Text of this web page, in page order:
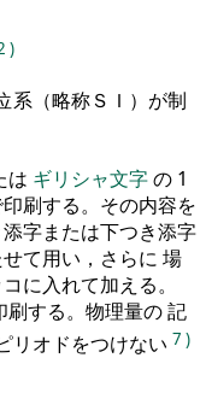
)
系（略称ＳＩ）が制
は ギリシャ文字の 1
刷する。その内容を
字または下つき添字
て用い，さらに 場
に入れて加える。
する。物理量の 記
リオドをつけない 7 )